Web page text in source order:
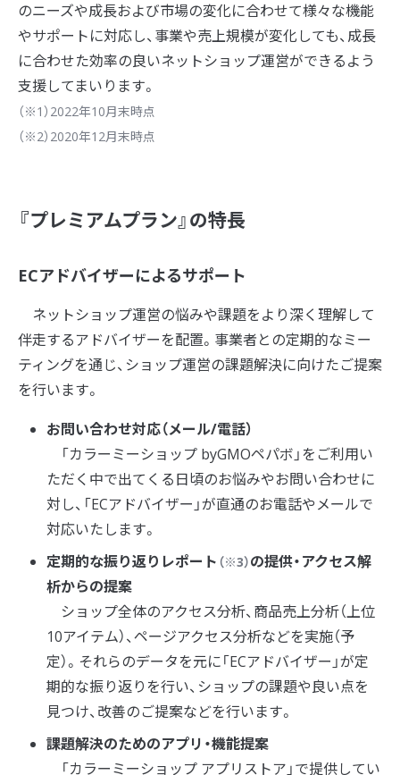
のニーズや成長および市場の変化に合わせて様々な機能
やサポートに対応し、事業や売上規模が変化しても、成長
に合わせた効率の良いネットショップ運営ができるよう
支援してまいります。
（※1）2022年10月末時点
（※2）2020年12月末時点
『プレミアムプラン』の特長
ECアドバイザーによるサポート
ネットショップ運営の悩みや課題をより深く理解して
伴走するアドバイザーを配置。事業者との定期的なミー
ティングを通じ、ショップ運営の課題解決に向けたご提案
を行います。
お問い合わせ対応（メール/電話）
「カラーミーショップ byGMOペパボ」をご利用い
ただく中で出てくる日頃のお悩みやお問い合わせに
対し、「ECアドバイザー」が直通のお電話やメールで
対応いたします。
定期的な振り返りレポート （※3）の提供・アクセス解
析からの提案
ショップ全体のアクセス分析、商品売上分析（上位
10アイテム）、ページアクセス分析などを実施（予
定）。それらのデータを元に「ECアドバイザー」が定
期的な振り返りを行い、ショップの課題や良い点を
見つけ、改善のご提案などを行います。
課題解決のためのアプリ・機能提案
「カラーミーショップ アプリストア」で提供してい